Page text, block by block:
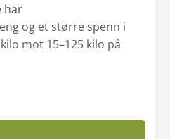
har
og et større spenn i
mot 15–125 kilo på